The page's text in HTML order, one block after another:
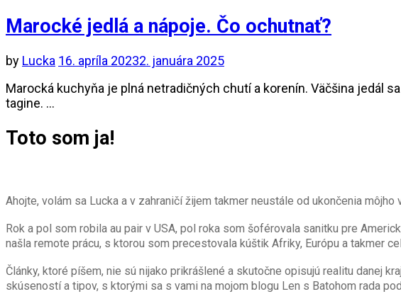
Marocké jedlá a nápoje. Čo ochutnať?
by Lucka 16. apríla 20232. januára 2025
Marocká kuchyňa je plná netradičných chutí a korenín. Väčšina jedál
tagine. …
Toto som ja!
Ahojte, volám sa Lucka a v zahraničí žijem takmer neustále od ukončenia
Rok a pol som robila au pair v USA, pol roka som šoférovala sanitku pre
našla remote prácu, s ktorou som precestovala kúštik Afriky, Európu a takmer
Články, ktoré píšem, nie sú nijako prikrášlené a skutočne opisujú realitu danej
skúseností a tipov, s ktorými sa s vami na mojom blogu Len s Batohom rada